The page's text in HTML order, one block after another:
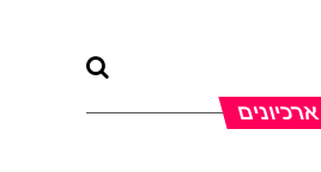
ארכיונים